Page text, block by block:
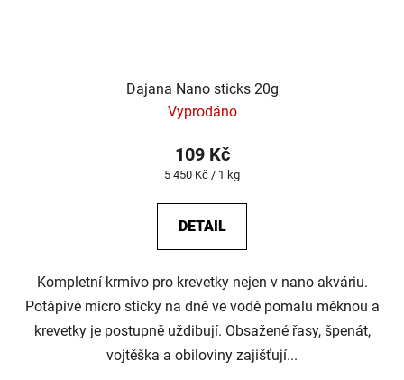
Dajana Nano sticks 20g
Vyprodáno
109 Kč
Měrná
5 450 Kč / 1 kg
DETAIL
Kompletní krmivo pro krevetky nejen v nano akváriu.
Potápivé micro sticky na dně ve vodě pomalu měknou a
krevetky je postupně uždibují. Obsažené řasy, špenát,
vojtěška a obiloviny zajišťují...